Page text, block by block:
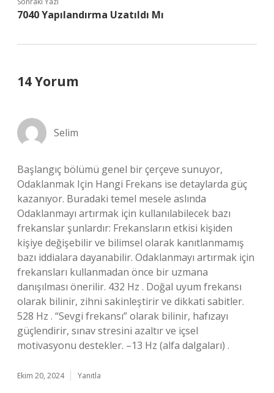
7040 Yapılandırma Uzatıldı Mı
14 Yorum
Selim
Başlangıç bölümü genel bir çerçeve sunuyor,
Odaklanmak Için Hangi Frekans ise detaylarda güç
kazanıyor. Buradaki temel mesele aslında
Odaklanmayı artırmak için kullanılabilecek bazı
frekanslar şunlardır: Frekansların etkisi kişiden
kişiye değişebilir ve bilimsel olarak kanıtlanmamış
bazı iddialara dayanabilir. Odaklanmayı artırmak için
frekansları kullanmadan önce bir uzmana
danışılması önerilir. 432 Hz . Doğal uyum frekansı
olarak bilinir, zihni sakinleştirir ve dikkati sabitler.
528 Hz . “Sevgi frekansı” olarak bilinir, hafızayı
güçlendirir, sınav stresini azaltır ve içsel
motivasyonu destekler. –13 Hz (alfa dalgaları) .
Ekim 20, 2024 Yanıtla